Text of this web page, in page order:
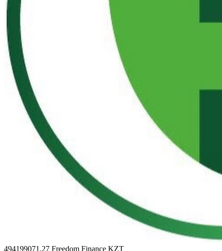
494199071.27 Freedom Finance KZT